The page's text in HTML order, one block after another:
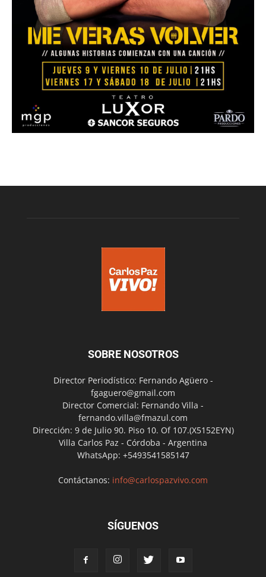
SOBRE NOSOTROS
Director Periodístico: Fernando Agüero -
fgaguero@gmail.com
Director Comercial: Fernando Villa -
fernando.villa@fmazul.com
Dirección: 9 de Julio 90. Piso 10. Of 107.(X5152EYN)
Villa Carlos Paz - Córdoba - Argentina
WhatsApp: +5493541585147
Contáctanos: info@carlospazvivo.com
SÍGUENOS